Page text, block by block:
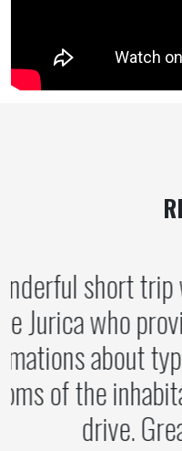
wonderful
guide Jurica who
informations
of the
drive.